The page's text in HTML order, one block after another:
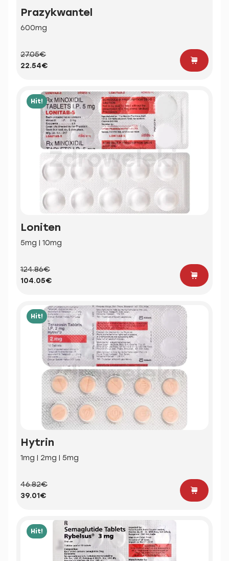
Prazykwantel
600mg
27.05€
22.54€
Hit!
Loniten
5mg | 10mg
124.86€
104.05€
Hit!
Hytrin
1mg | 2mg | 5mg
46.82€
39.01€
Hit!